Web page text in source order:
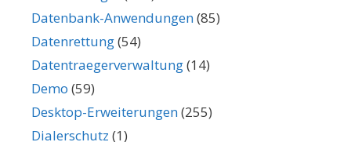
Datenbank-Anwendungen(85)
Datenrettung(54)
Datentraegerverwaltung(14)
Demo (59)
Desktop-Erweiterungen(255)
Dialerschutz (1)